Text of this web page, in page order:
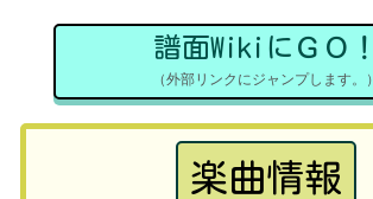
譜面WikiにＧＯ！
（外部リンクにジャンプします。）
楽曲情報